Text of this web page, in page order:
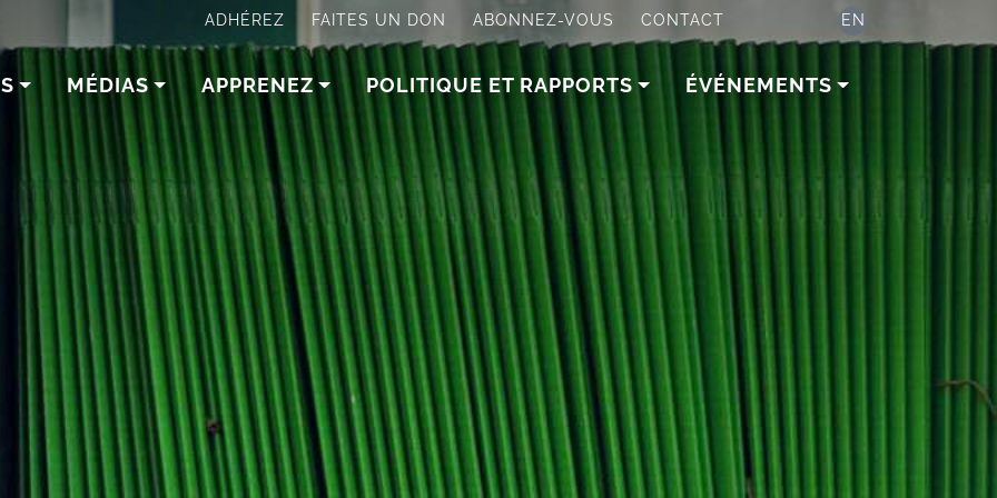
ADHÉREZ FAITES UN DON ABONNEZ-VOUS CONTACT EN
MÉDIAS APPRENEZ POLITIQUE ET RAPPORTS ÉVÉNEMENTS